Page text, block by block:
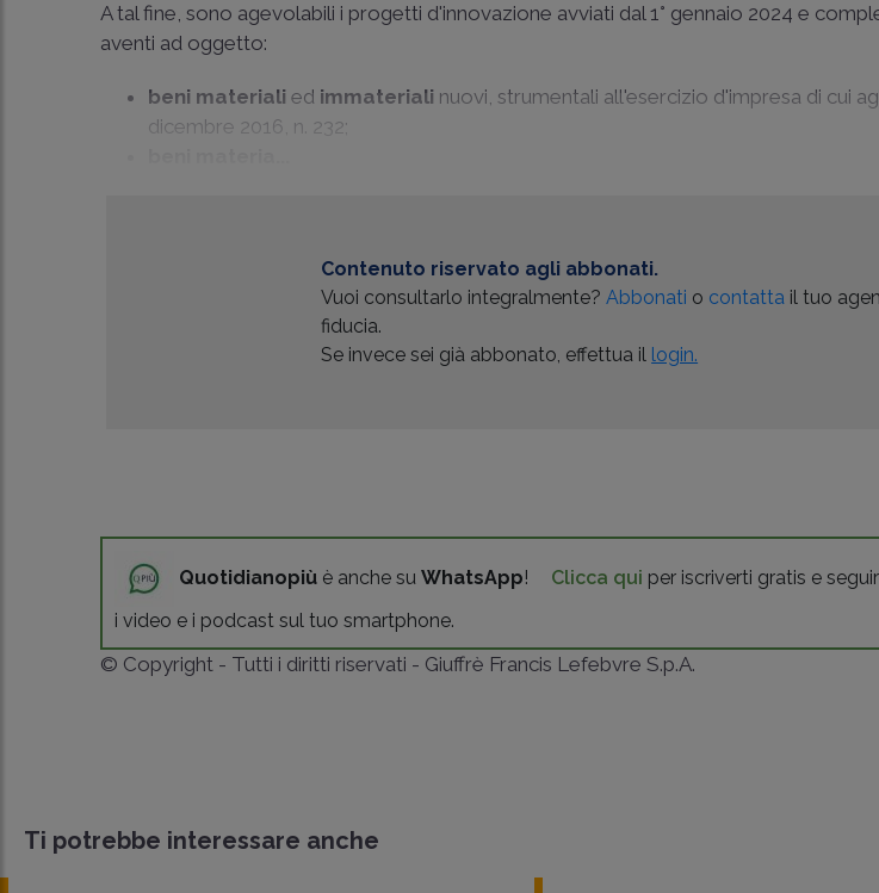
A tal fine, sono agevolabili i progetti d'innovazione avviati dal 1° gennaio 2024 e
aventi ad oggetto:
beni materiali ed immateriali nuovi, strumentali all'esercizio d'impresa di cui
dicembre 2016, n. 232;
Contenuto riservato agli abbonati.
Vuoi consultarlo integralmente?Abbonati o contatta il tuo
fiducia.
Se invece sei già abbonato, effettua il login.
Quotidianopiù è anche suWhatsApp! Clicca qui per iscriverti gratis e
i video e i podcast sul tuo smartphone.
© Copyright - Tutti i diritti riservati - Giuffrè Francis Lefebvre S.p.A.
Ti potrebbe interessare anche